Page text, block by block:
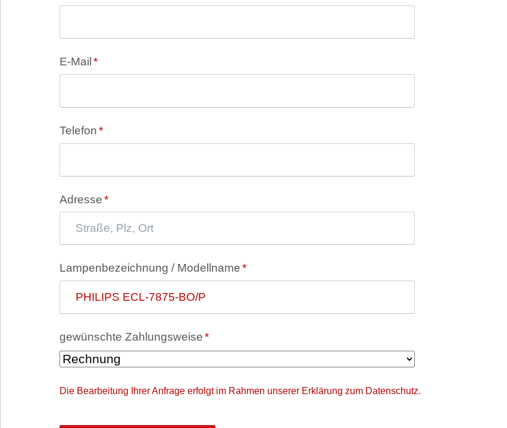
Pflichtfeld
E-Mail *
Pflichtfeld
Telefon*
Pflichtfeld
Adresse*
Pflichtfeld
Lampenbezeichnung / Modellname*
Pflichtfeld
gewünschte Zahlungsweise*
Die Bearbeitung Ihrer Anfrage erfolgt im Rahmen unserer Erklärung zum Datenschutz.